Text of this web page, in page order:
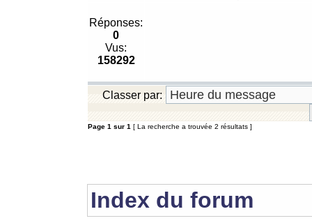
Réponses:
0
Vus:
158292
Classer par:
Page 1 sur 1 [ La recherche a trouvée 2 résultats ]
Index du forum